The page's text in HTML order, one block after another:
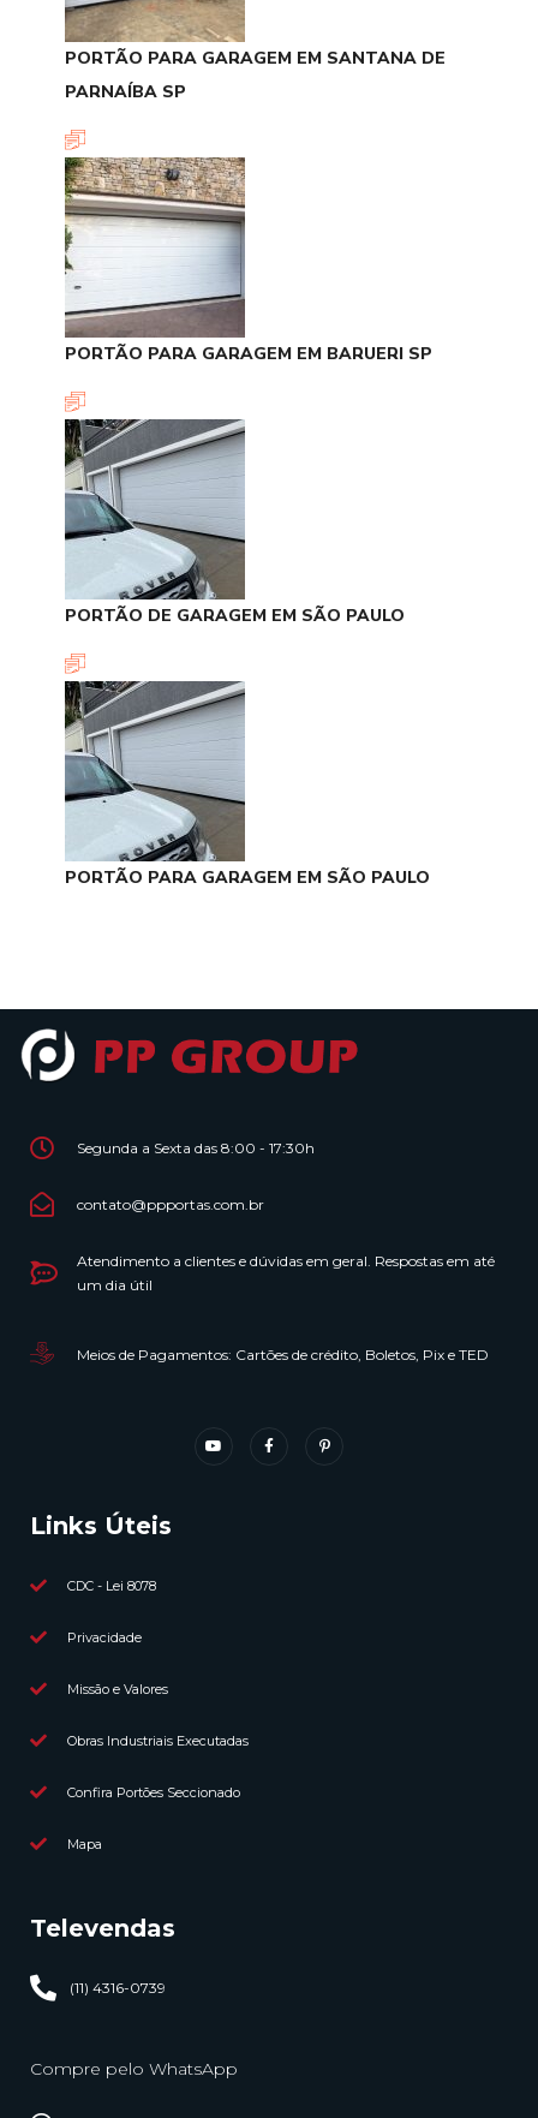
PORTÃO PARA GARAGEM EM SANTANA DE
PARNAÍBA SP
PORTÃO PARA GARAGEM EM BARUERI SP
PORTÃO DE GARAGEM EM SÃO PAULO
PORTÃO PARA GARAGEM EM SÃO PAULO
Segunda a Sexta das 8:00 - 17:30h
contato@ppportas.com.br
Atendimento a clientes e dúvidas em geral. Respostas em até
um dia útil
Meios de Pagamentos: Cartões de crédito, Boletos, Pix e TED
Links Úteis
CDC - Lei 8078
Privacidade
Missão e Valores
Obras Industriais Executadas
Confira Portões Seccionado
Mapa
Televendas
(11) 4316-0739
Compre pelo WhatsApp